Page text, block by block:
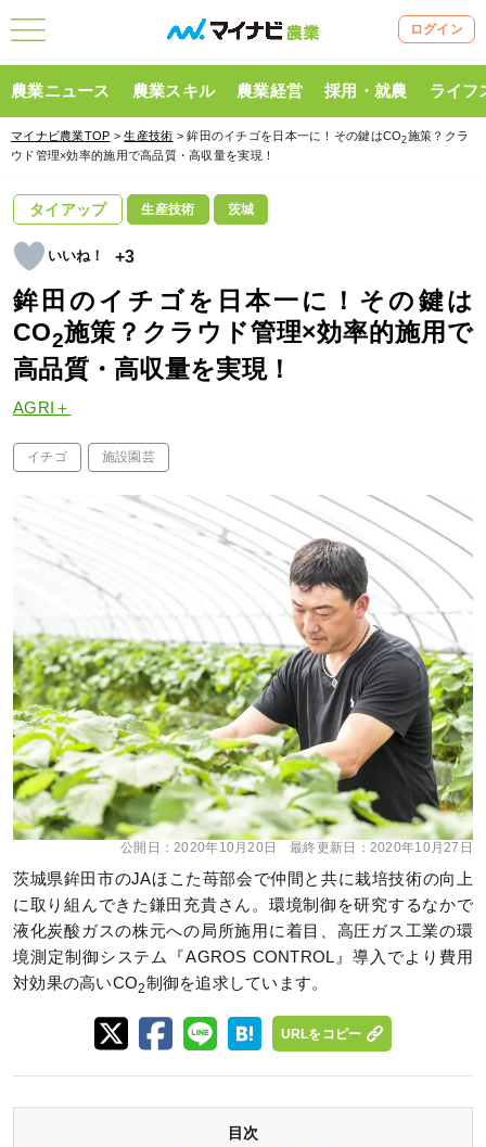
ログイン
農業ニュース 農業スキル 農業経営 採用・就農 ライフ
マイナビ農業TOP >生産技術 > 鉾田のイチゴを日本一に！その鍵はCO2施策？クラ
ウド管理×効率的施用で高品質・高収量を実現！
タイアップ 生産技術 茨城
+3
鉾田のイチゴを日本一に！その鍵は
CO2施策？クラウド管理×効率的施用で
高品質・高収量を実現！
AGRI＋
イチゴ 施設園芸
公開日： 2020年10月20日 最終更新日： 2020年10月27日
茨城県鉾田市のJAほこた苺部会で仲間と共に栽培技術の向上
に取り組んできた鎌田充貴さん。環境制御を研究するなかで
液化炭酸ガスの株元への局所施用に着目、高圧ガス工業の環
境測定制御システム『AGROS CONTROL』導入でより費用
対効果の高いCO2制御を追求しています。
URLをコピー
目次